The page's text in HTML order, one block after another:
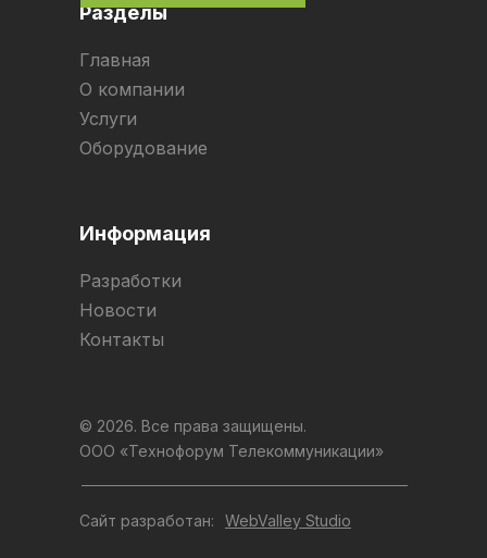
Разделы
Информация
Главная
О компании
Услуги
Оборудование
Разработки
Новости
Контакты
© 2026. Все права защищены.
ООО «Технофорум Телекоммуникации»
Сайт разработан: WebValley Studio